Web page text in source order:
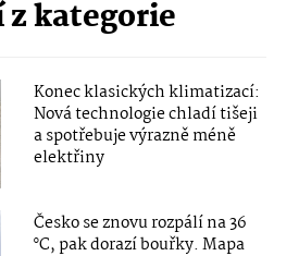
kategorie
Konec klasických klimatizací:
Nová technologie chladí tišeji
a spotřebuje výrazně méně
elektřiny
Česko se znovu rozpálí na 36
°C, pak dorazí bouřky. Mapa